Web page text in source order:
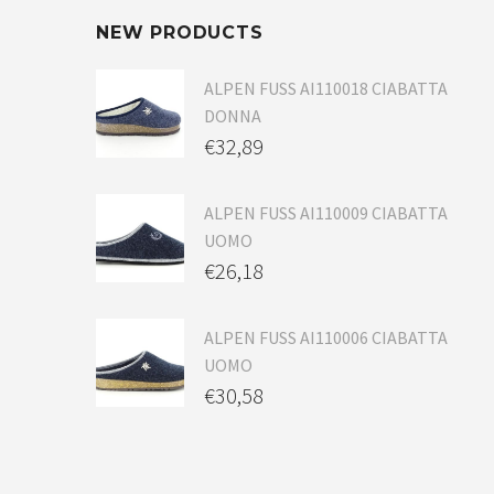
NEW PRODUCTS
ALPEN FUSS AI110018 CIABATTA
DONNA
€32,89
ALPEN FUSS AI110009 CIABATTA
UOMO
€26,18
ALPEN FUSS AI110006 CIABATTA
UOMO
€30,58